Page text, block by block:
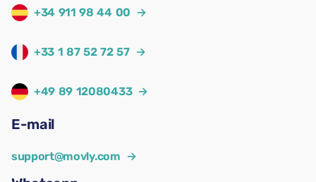
+34 911 98 44 00 →
+33 1 87 52 72 57 →
+49 89 12080433 →
E-mail
support@movly.com →